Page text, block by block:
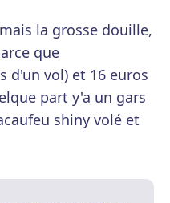
la grosse douille,
que
d'un vol) et 16 euros
part y'a un gars
shiny volé et